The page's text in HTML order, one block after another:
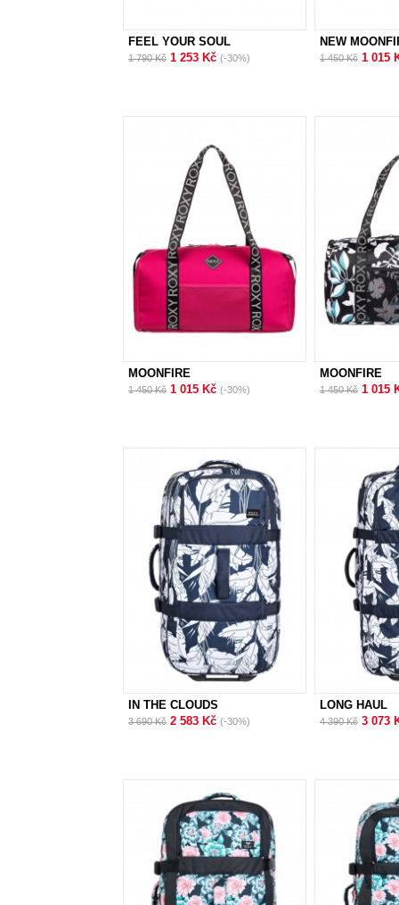
FEEL YOUR SOUL
1 790 Kč 1 253 Kč (-30%)
NEW
1 450 Kč 1 015
MOONFIRE
1 450 Kč 1 015 Kč (-30%)
MOONFIRE
1 450 Kč 1 015
IN THE CLOUDS
3 690 Kč 2 583 Kč (-30%)
LONG HAUL
4 390 Kč 3 073